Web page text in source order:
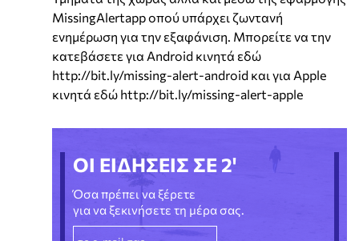
MissingAlertapp οπού υπάρχει ζωντανή
ενημέρωση για την εξαφάνιση. Μπορείτε να την
κατεβάσετε για Android κινητά εδώ
http://bit.ly/missing-alert-android και για Apple
κινητά εδώ http://bit.ly/missing-alert-apple
ΟΙ ΕΙΔΗΣΕΙΣ ΣΕ 2'
Όσα πρέπει να ξέρετε
για να ξεκινήσετε τη μέρα σας.